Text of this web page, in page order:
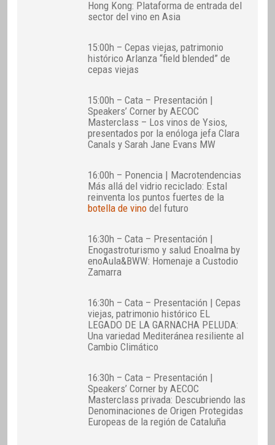
Hong Kong: Plataforma de entrada del
sector del vino en Asia
15:00h – Cepas viejas, patrimonio
histórico Arlanza “field blended” de
cepas viejas
15:00h – Cata – Presentación |
Speakers’ Corner by AECOC
Masterclass – Los vinos de Ysios,
presentados por la enóloga jefa Clara
Canals y Sarah Jane Evans MW
16:00h – Ponencia | Macrotendencias
Más allá del vidrio reciclado: Estal
reinventa los puntos fuertes de la
botella de vino del futuro
16:30h – Cata – Presentación |
Enogastroturismo y salud Enoalma by
enoAula&BWW: Homenaje a Custodio
Zamarra
16:30h – Cata – Presentación | Cepas
viejas, patrimonio histórico EL
LEGADO DE LA GARNACHA PELUDA:
Una variedad Mediteránea resiliente al
Cambio Climático
16:30h – Cata – Presentación |
Speakers’ Corner by AECOC
Masterclass privada: Descubriendo las
Denominaciones de Origen Protegidas
Europeas de la región de Cataluña